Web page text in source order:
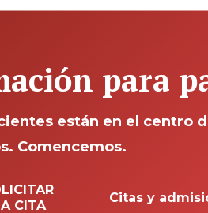
para
están en el centro
Comencemos.
CITA
Citas y